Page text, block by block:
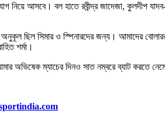
আসবে। বল হাতে রবীন্দ্র জাদেজা, কুলদীপ
ছিল সিমার ও স্পিনারদের জন্য। আমাদের
শর্মা।
অভিষেক ম্যাচের দিনও সাত নম্বরে ব্যাট করতে